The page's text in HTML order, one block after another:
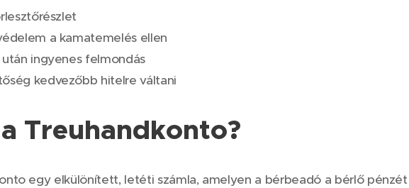
a kamatemelés ellen
után ingyenes felmondás
kedvezőbb hitelre váltani
Treuhandkonto?
egy elkülönített, letéti számla, amelyen a bérbeadó a bérlő